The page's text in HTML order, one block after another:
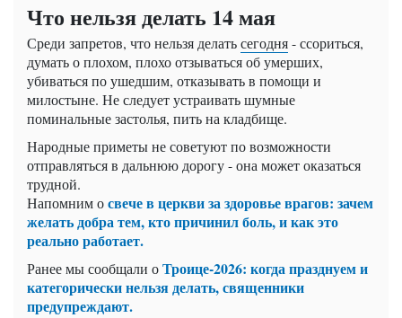
Что нельзя делать 14 мая
Среди запретов, что нельзя делатьсегодня- ссориться,
думать о плохом, плохо отзываться об умерших,
убиваться по ушедшим, отказывать в помощи и
милостыне. Не следует устраивать шумные
поминальные застолья, пить на кладбище.
Народные приметы не советуют по возможности
отправляться в дальнюю дорогу - она может оказаться
трудной.
Напомним освече в церкви за здоровье врагов: зачем
желать добра тем, кто причинил боль, и как это
реально работает.
Ранее мы сообщали оТроице-2026: когда празднуем и
категорически нельзя делать, священники
предупреждают.